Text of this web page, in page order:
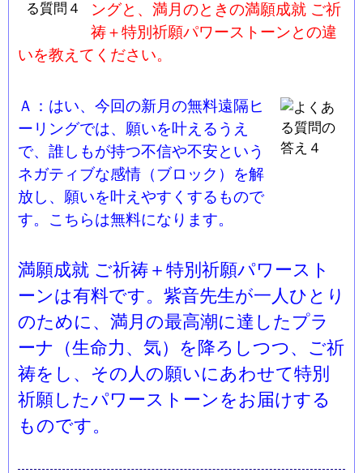
ングと、満月のときの満願成就 ご祈
祷＋特別祈願パワーストーンとの違
いを教えてください。
Ａ：はい、今回の新月の無料遠隔ヒ
ーリングでは、願いを叶えるうえ
で、誰しもが持つ不信や不安という
ネガティブな感情（ブロック）を解
放し、願いを叶えやすくするもので
す。こちらは無料になります。
満願成就 ご祈祷＋特別祈願パワースト
ーンは有料です。紫音先生が一人ひとり
のために、満月の最高潮に達したプラ
ーナ（生命力、気）を降ろしつつ、ご祈
祷をし、その人の願いにあわせて特別
祈願したパワーストーンをお届けする
ものです。